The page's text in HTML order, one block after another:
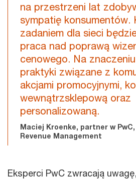
na przestrzeni lat
sympatię konsumentów.
zadaniem dla sieci
praca nad poprawą
cenowego. Na
praktyki związane z
akcjami promocyjnymi,
wewnątrzsklepową oraz
personalizowaną.
Maciej Kroenke, partner w
Revenue Management
Eksperci PwC zwracają